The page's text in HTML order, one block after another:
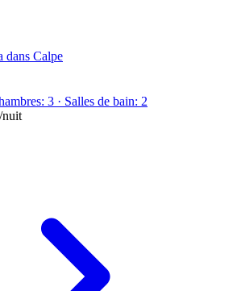
dans Calpe
3 · Salles de bain: 2
/nuit